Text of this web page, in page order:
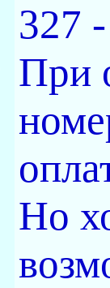
327
При
Но